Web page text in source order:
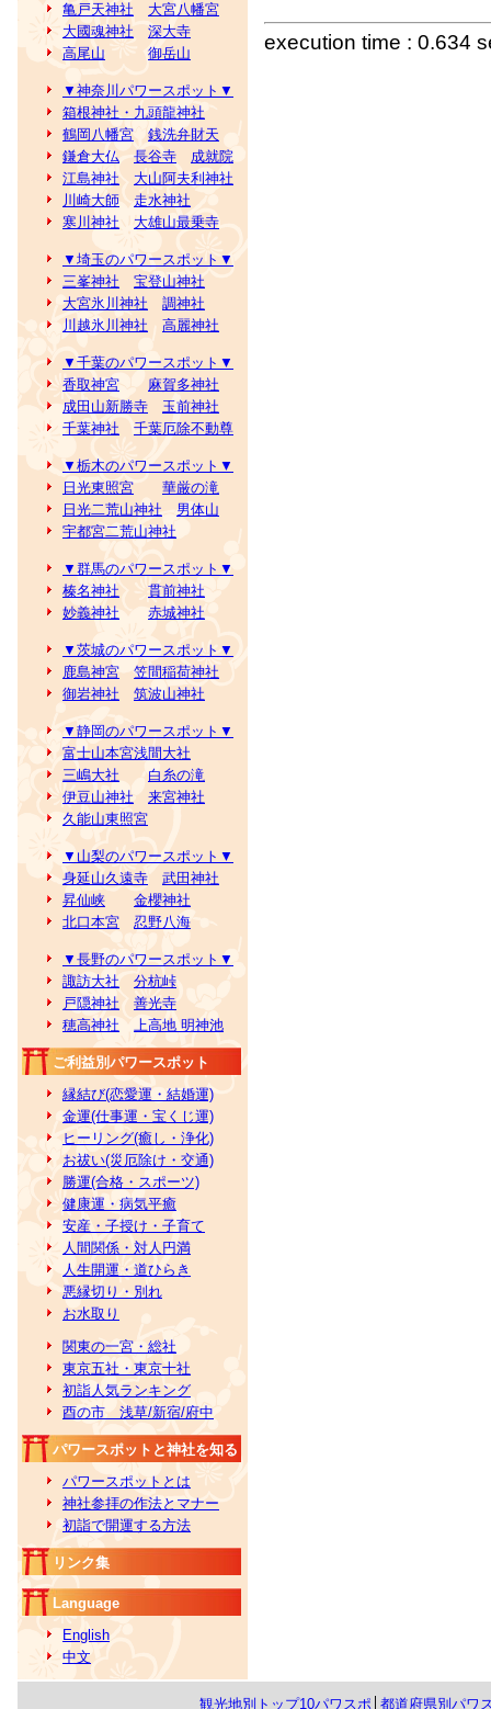
亀戸天神社
大宮八幡宮
大國魂神社
深大寺
高尾山
御岳山
▼神奈川パワースポット▼
箱根神社・九頭龍神社
鶴岡八幡宮
銭洗弁財天
鎌倉大仏
長谷寺
成就院
江島神社
大山阿夫利神社
川崎大師
走水神社
寒川神社
大雄山最乗寺
▼埼玉のパワースポット▼
三峯神社
宝登山神社
大宮氷川神社
調神社
川越氷川神社
高麗神社
▼千葉のパワースポット▼
香取神宮
麻賀多神社
成田山新勝寺
玉前神社
千葉神社
千葉厄除不動尊
▼栃木のパワースポット▼
日光東照宮
華厳の滝
日光二荒山神社
男体山
宇都宮二荒山神社
▼群馬のパワースポット▼
榛名神社
貫前神社
妙義神社
赤城神社
▼茨城のパワースポット▼
鹿島神宮
笠間稲荷神社
御岩神社
筑波山神社
▼静岡のパワースポット▼
富士山本宮浅間大社
三嶋大社
白糸の滝
伊豆山神社
来宮神社
久能山東照宮
▼山梨のパワースポット▼
身延山久遠寺
武田神社
昇仙峡
金櫻神社
北口本宮
忍野八海
▼長野のパワースポット▼
諏訪大社
分杭峠
戸隠神社
善光寺
穂高神社
上高地 明神池
ご利益別パワースポット
縁結び(恋愛運・結婚運)
金運(仕事運・宝くじ運)
ヒーリング(癒し・浄化)
お祓い(災厄除け・交通)
勝運(合格・スポーツ)
健康運・病気平癒
安産・子授け・子育て
人間関係・対人円満
人生開運・道ひらき
悪縁切り・別れ
お水取り
関東の一宮・総社
東京五社・東京十社
初詣人気ランキング
酉の市 浅草/新宿/府中
パワースポットと神社を知る
パワースポットとは
神社参拝の作法とマナー
初詣で開運する方法
リンク集
Language
English
中文
execution time : 0.634
観光地別トップ10パワスポ 都道府県別パワ